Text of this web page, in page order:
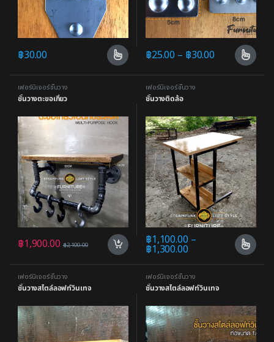
฿30.00 ฿25.00 – ฿30.00
เฟอร์นิเจอร์ชั้นวาง
ชั้นวางตะขอเกี่ยว
฿1,900.00 ฿2,100.00
เฟอร์นิเจอร์ชั้นวาง
ชั้นวางติดล้อ
฿1,100.00 –
฿1,300.00
เฟอร์นิเจอร์ชั้นวาง
ชั้นวางสไตล์ลอฟท์วินเทจ
เฟอร์นิเจอร์ชั้นวาง
ชั้นวางสไตล์ลอฟท์วินเทจ